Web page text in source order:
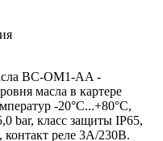
BC-OM1-AA -
масла в картере
-20°C...+80°C,
bar, класс защиты IP65,
реле 3А/230В.